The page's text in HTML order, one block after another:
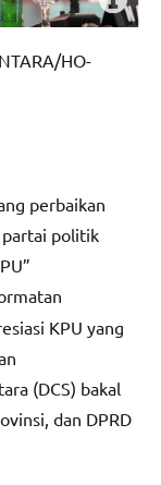
HO-
perbaikan
partai politik
KPU yang
(DCS) bakal
dan DPRD